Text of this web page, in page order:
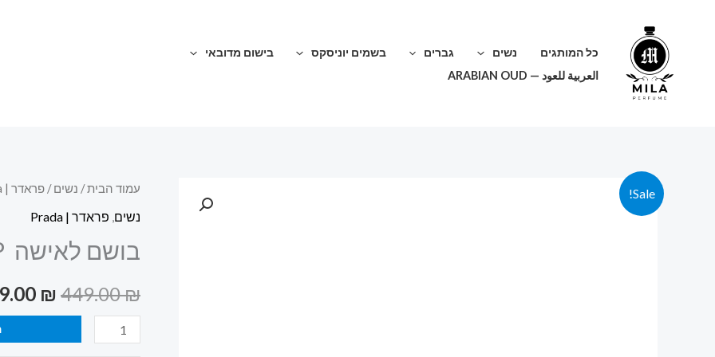
כל המותגים נשים גברים בשמים יוניסקס
בישום מדובאי
العربية للعود — ARABIAN OUD
Sale! עמוד הבית/ נשים/ פראדר | Prada
נשים, פראדר | Prada
בושם לאישה PRADA PARADOXE‎ ‎EDP‎ ‎
449.00₪
המחיר
היה:
₪.
₪
כמות
של
לאישה
PARADOXE‎
‎EDP‎